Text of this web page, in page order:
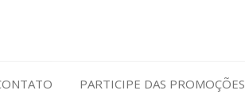
PARTICIPE DAS PROMOÇÕES